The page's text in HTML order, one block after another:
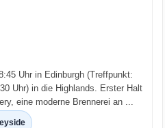
Uhr in Edinburgh (Treffpunkt:
Uhr) in die Highlands. Erster Halt
eine moderne Brennerei an ...